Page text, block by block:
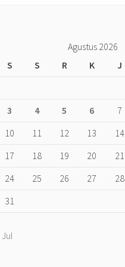
Agustus 2026
S
S R K J
3
4 5 6 7
10
11 12 13 14
17
18 19 20 21
24
25 26 27 28
31
Jul